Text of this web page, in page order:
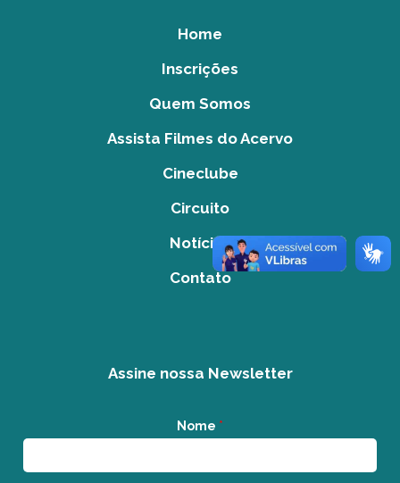
Home
Inscrições
Quem Somos
Assista Filmes do Acervo
Cineclube
Circuito
Notícias
Contato
Assine nossa Newsletter
Nome *